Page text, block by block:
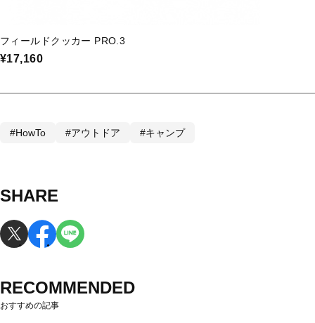
フィールドクッカー PRO.3
¥17,160
#HowTo #アウトドア #キャンプ
SHARE
RECOMMENDED
おすすめの記事